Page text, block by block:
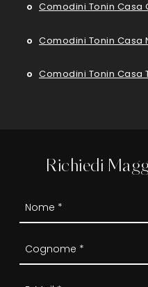
Comodini Tonin Casa
Comodini Tonin Casa
Comodini Tonin Casa
Richiedi